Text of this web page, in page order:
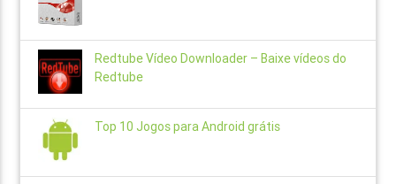
Redtube Vídeo Downloader – Baixe vídeos do
Redtube
Top 10 Jogos para Android grátis